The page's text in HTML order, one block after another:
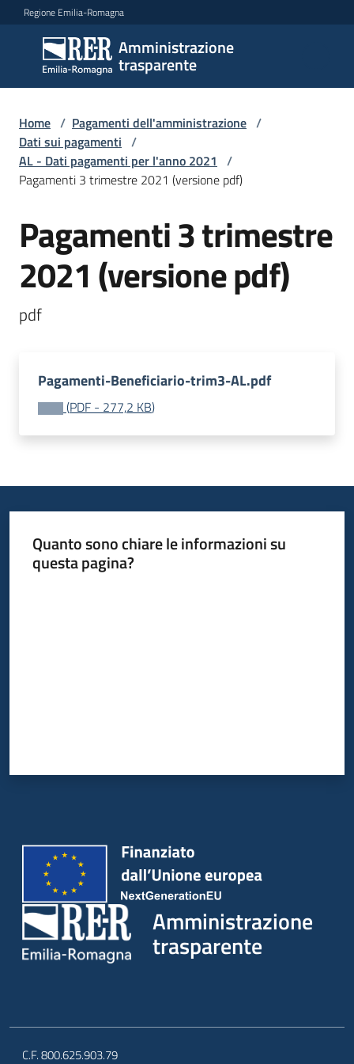
Vai al contenuto
Vai alla navigazione
Vai al footer
Regione Emilia-Romagna
Amministrazione
trasparente
Amministrazione
trasparente
Sottosezioni
Home / Pagamenti dell'amministrazione /
Dati sui pagamenti /
AL - Dati pagamenti per l'anno 2021 /
Pagamenti 3 trimestre 2021 (versione pdf)
Pagamenti 3 trimestre
2021 (versione pdf)
pdf
Pagamenti-Beneficiario-trim3-AL.pdf
(PDF - 277,2 KB)
Quanto sono chiare le informazioni su
questa pagina?
Amministrazione
trasparente
C.F. 800.625.903.79